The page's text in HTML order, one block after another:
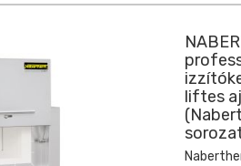
liftes